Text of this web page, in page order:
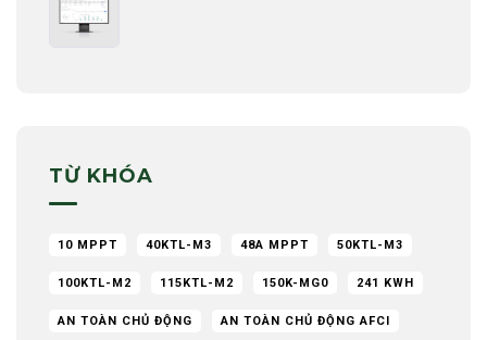
TỪ KHÓA
10 MPPT 40KTL-M3 48A MPPT 50KTL-M3
100KTL-M2 115KTL-M2 150K-MG0 241 KWH
AN TOÀN CHỦ ĐỘNG AN TOÀN CHỦ ĐỘNG AFCI